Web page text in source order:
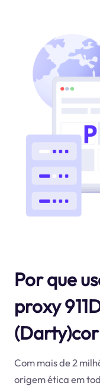
Por que
proxy
Com mais de 2
origem ética em